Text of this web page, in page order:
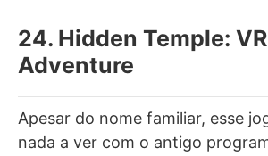
24. Hidden Temple: VR
Adventure
Apesar do nome familiar, esse
nada a ver com o antigo